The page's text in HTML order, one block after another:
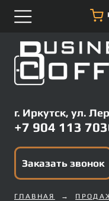
г. Иркутск, ул.
+7 904 113
Заказать звонок
ГЛАВНАЯ